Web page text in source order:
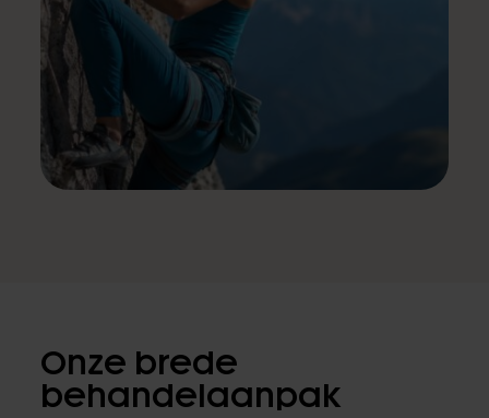
Onze brede
behandelaanpak